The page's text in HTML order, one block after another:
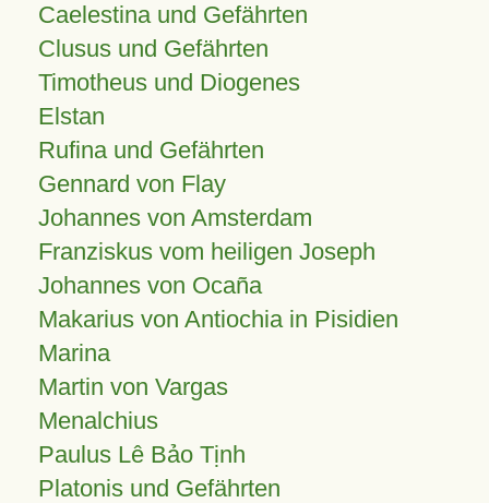
Caelestina und Gefährten
Clusus und Gefährten
Timotheus und Diogenes
Elstan
Rufina und Gefährten
Gennard von Flay
Johannes von Amsterdam
Franziskus vom heiligen Joseph
Johannes von Ocaña
Makarius von Antiochia in Pisidien
Marina
Martin von Vargas
Menalchius
Paulus Lê Bảo Tịnh
Platonis und Gefährten